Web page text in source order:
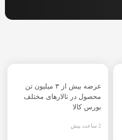
عرضه بیش از ۳ میلیون تن
محصول در تالارهای مختلف
بورس کالا
2 ساعت پیش